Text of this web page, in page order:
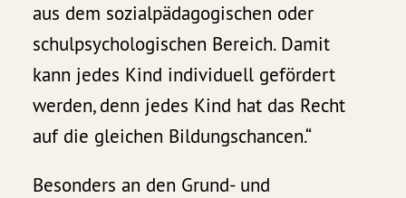
aus dem sozialpädagogischen oder
schulpsychologischen Bereich. Damit
kann jedes Kind individuell gefördert
werden, denn jedes Kind hat das Recht
auf die gleichen Bildungschancen.“
Besonders an den Grund- und